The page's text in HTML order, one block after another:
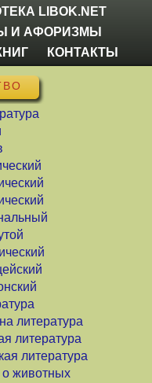
LIBOK.NET
И АФОРИЗМЫ
КОНТАКТЫ
литература
литература
литература
о животных